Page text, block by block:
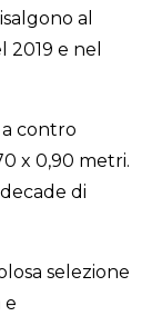
al
2019 e nel
a contro
x 0,90 metri.
di
selezione
e